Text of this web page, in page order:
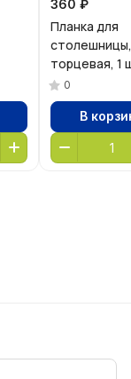
360 ₽
Планка для
столешницы,
торцевая, 1
0
В